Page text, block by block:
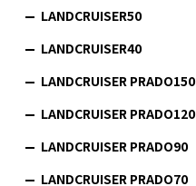
LANDCRUISER50
LANDCRUISER40
LANDCRUISER PRADO150
LANDCRUISER PRADO120
LANDCRUISER PRADO90
LANDCRUISER PRADO70